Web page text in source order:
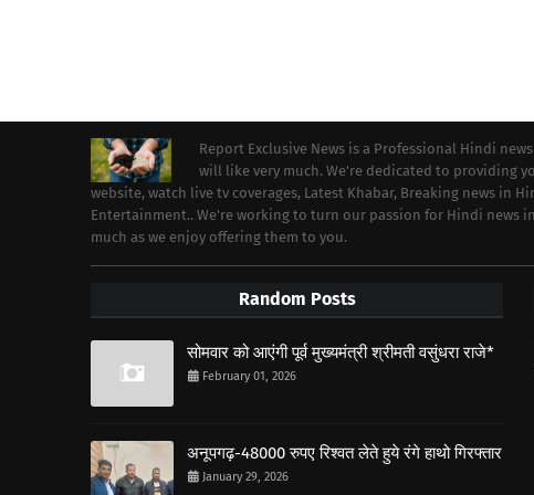
Report Exclusive News is a Professional Hindi
will like very much. We're dedicated to providing
website, watch live tv coverages, Latest Khabar, Breaking news in
Entertainment.. We're working to turn our passion for Hindi news
much as we enjoy offering them to you.
Random Posts
सोमवार को आएंगी पूर्व मुख्यमंत्री श्रीमती वसुंधरा राजे*
February 01, 2026
अनूपगढ़-48000 रुपए रिश्वत लेते हुये रंगे हाथो गिरफ्तार
January 29, 2026